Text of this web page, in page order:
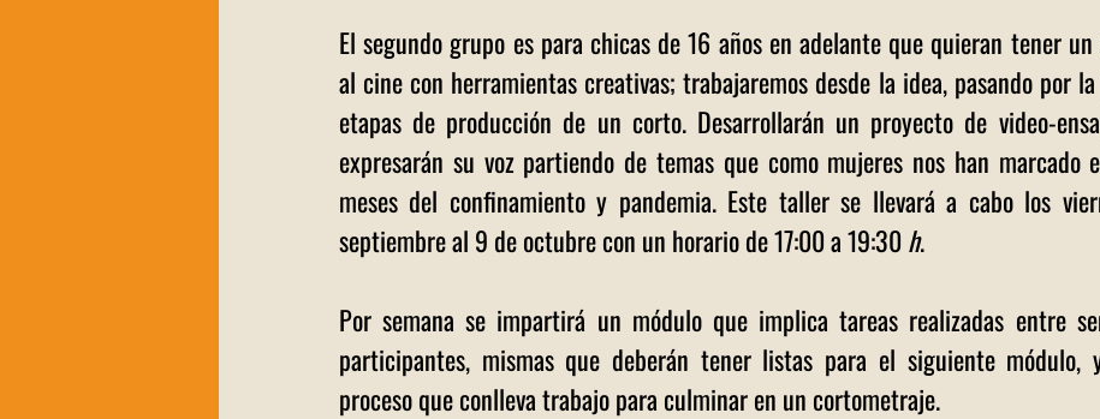
El segundo grupo es para chicas de 16 años en adelante que quieran tener
al cine con herramientas creativas; trabajaremos desde la idea, pasando por
etapas de producción de un corto. Desarrollarán un proyecto de video-
expresarán su voz partiendo de temas que como mujeres nos han marcado
meses del confinamiento y pandemia. Este taller se llevará a cabo los
septiembre al 9 de octubre con un horario de 17:00 a 19:30 h.
Por semana se impartirá un módulo que implica tareas realizadas entre
participantes, mismas que deberán tener listas para el siguiente módulo,
proceso que conlleva trabajo para culminar en un cortometraje.